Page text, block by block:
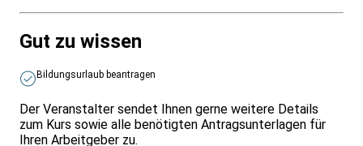
Gut zu wissen
Bildungsurlaub beantragen
Der Veranstalter sendet Ihnen gerne weitere Details
zum Kurs sowie alle benötigten Antragsunterlagen für
Ihren Arbeitgeber zu.